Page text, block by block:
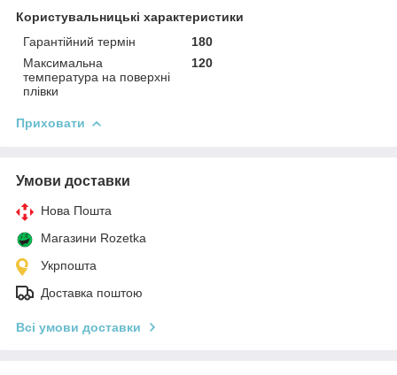
Користувальницькі характеристики
Гарантійний термін
180
Максимальна
температура на поверхні
плівки
120
Приховати
Умови доставки
Нова Пошта
Магазини Rozetka
Укрпошта
Доставка поштою
Всі умови доставки